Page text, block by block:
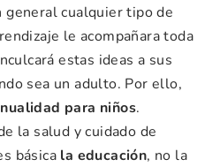
general cualquier tipo de
le acompañara toda
estas ideas a sus
sea un adulto. Por ello,
para niños.
la salud y cuidado de
básica la educación, no la